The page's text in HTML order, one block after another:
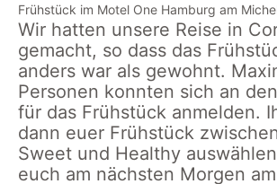
Frühstück im Motel One Hamburg am
Wir hatten unsere Reise in
gemacht, so dass das
anders war als gewohnt.
Personen konnten sich an
für das Frühstück anmelden.
dann euer Frühstück
Sweet und Healthy
euch am nächsten Morgen